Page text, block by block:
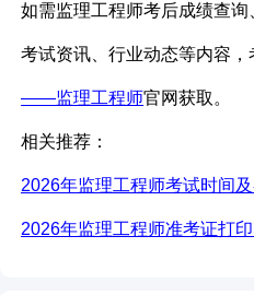
如需监理工程师考后成绩查
考试资讯、行业动态等内容
——监理工程师官网获取。
相关推荐：
2026年监理工程师考试时间
2026年监理工程师准考证打